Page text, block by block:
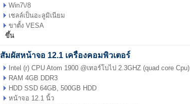
Win7\/8
เชลล์เป็นอะลูมิเนียม
ขาตั้ง VESA
ขึ้น
สัมผัสหน้าจอ 12.1 เครื่องคอมพิวเตอร์
Intel (r) CPU Atom 1900 @เทอร์โบไป 2.3GHZ (quad core Cpu)
RAM 4GB DDR3
HDD SSD 64GB, 500GB HDD
หน้าจอ 12.1 นิ้ว